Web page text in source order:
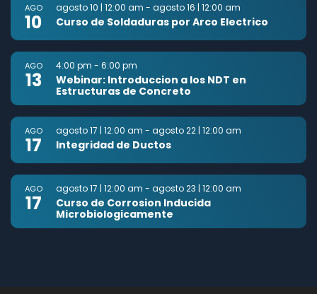
AGO
10
agosto 10 | 12:00 am - agosto 16 | 12:00 am
Curso de Soldaduras por Arco Electrico
AGO
13
4:00 pm - 6:00 pm
Webinar: Introduccion a los NDT en
Estructuras de Concreto
AGO
17
agosto 17 | 12:00 am - agosto 22 | 12:00 am
Integridad de Ductos
AGO
17
agosto 17 | 12:00 am - agosto 23 | 12:00 am
Curso de Corrosion Inducida
Microbiologicamente